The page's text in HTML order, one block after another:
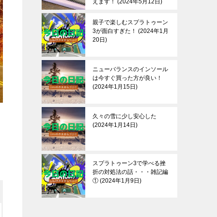
えます！ 2024年5月12日
親子で楽しむスプラトゥーン
3が面白すぎた！
2024年1月
20日
ニューバランスのインソール
は今すぐ買った方が良い！
2024年1月15日
久々の雪に少し安心した
2024年1月14日
スプラトゥーン3で学べる挫
折の対処法の話・・・雑記編
① 2024年1月9日